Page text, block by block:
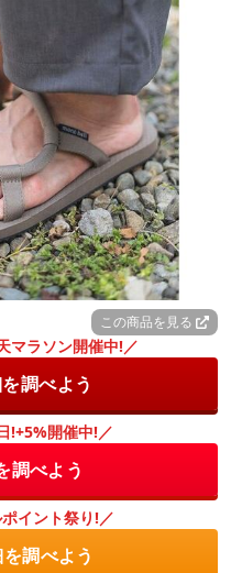
この商品を見る
マラソン開催中!／
調べよう
!+5%開催中!／
調べよう
イント祭り!／
調べよう